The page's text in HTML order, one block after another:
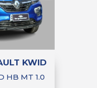
KWID
HB MT 1.0